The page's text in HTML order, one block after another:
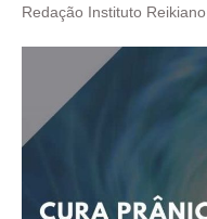
Redação Instituto Reikiano